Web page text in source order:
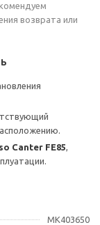
возврата или
Canter FE85,
MK403650